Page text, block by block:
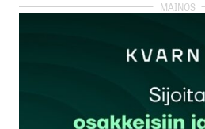
rekisteröityä